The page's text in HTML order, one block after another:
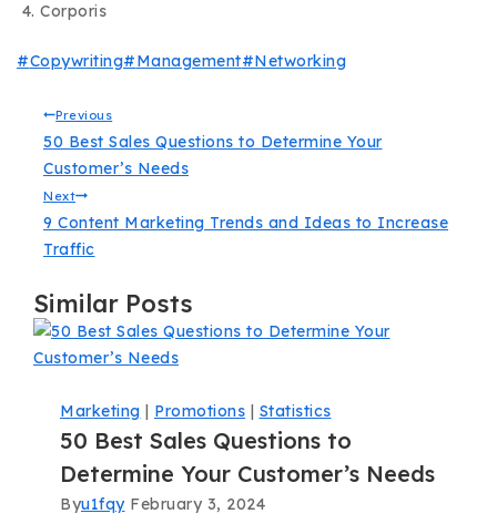
Corporis
#Copywriting#Management#Networking
Previous
50 Best Sales Questions to Determine Your
Customer’s Needs
Next
9 Content Marketing Trends and Ideas to Increase
Traffic
Similar Posts
Marketing | Promotions | Statistics
50 Best Sales Questions to
Determine Your Customer’s Needs
Byu1fqy February 3, 2024